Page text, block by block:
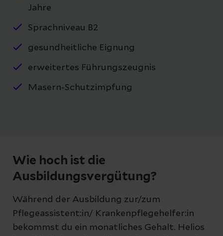
Jahre
Sprachniveau B2
gesundheitliche Eignung
erweitertes Führungszeugnis
Masern-Schutzimpfung
Wie hoch ist die
Ausbildungsvergütung?
Während der Ausbildung zur/zum
Pflegeassistent:in/ Krankenpflegehelfer:in
bekommst du ein monatliches Gehalt. Helios